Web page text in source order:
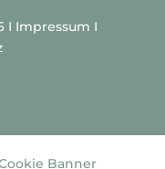
I Impressum I
Banner